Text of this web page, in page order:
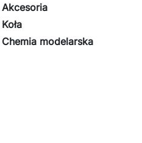
Akcesoria
Koła
Chemia modelarska